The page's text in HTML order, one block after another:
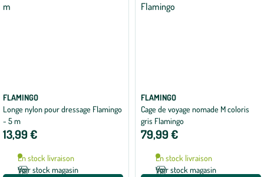
FLAMINGO
Longe nylon pour dressage Flamingo
- 5 m
13,99 €
En stock livraison
Voir stock magasin
FLAMINGO
Cage de voyage nomade M coloris
gris Flamingo
79,99 €
En stock livraison
Voir stock magasin